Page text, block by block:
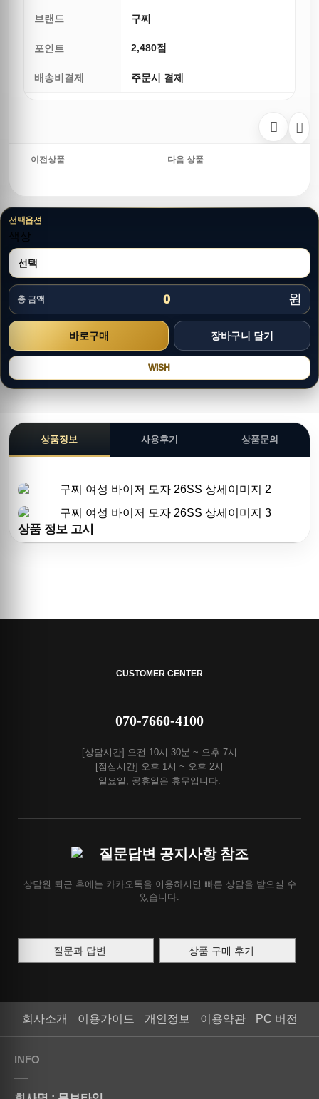
브랜드 구찌
포인트 2,480점
배송비결제 주문시 결제
이전상품 다음 상품
선택옵션
색상
총 금액 0 원
WISH
상품정보 사용후기 상품문의
상품 정보 고시
CUSTOMER CENTER
070-7660-4100
[상담시간] 오전 10시 30분 ~ 오후 7시
[점심시간] 오후 1시 ~ 오후 2시
일요일, 공휴일은 휴무입니다.
질문답변 공지사항 참조
상담원 퇴근 후에는 카카오톡을 이용하시면 빠른 상담을 받으실 수
있습니다.
질문과 답변 상품 구매 후기
회사소개 이용가이드 개인정보 이용약관 PC 버전
INFO